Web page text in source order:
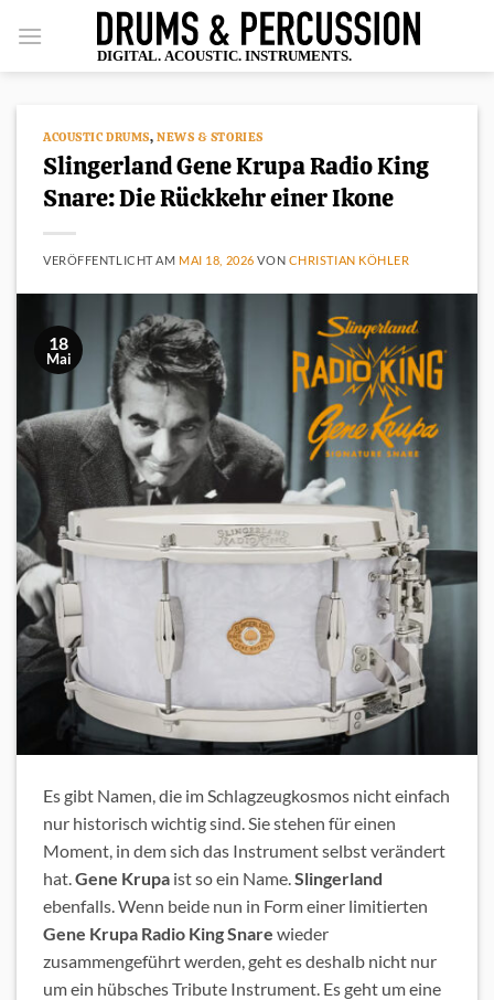
Inhalt
springen
ACOUSTIC DRUMS, NEWS & STORIES
Slingerland Gene Krupa Radio King
Snare: Die Rückkehr einer Ikone
VERÖFFENTLICHT AM MAI 18, 2026 VON CHRISTIAN KÖHLER
18
Mai
Es gibt Namen, die im Schlagzeugkosmos nicht einfach
nur historisch wichtig sind. Sie stehen für einen
Moment, in dem sich das Instrument selbst verändert
hat. Gene Krupa ist so ein Name. Slingerland
ebenfalls. Wenn beide nun in Form einer limitierten
Gene Krupa Radio King Snare wieder
zusammengeführt werden, geht es deshalb nicht nur
um ein hübsches Tribute Instrument. Es geht um eine